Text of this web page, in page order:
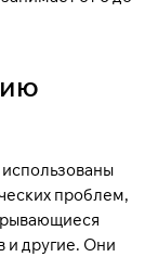
проблем,
и другие. Они